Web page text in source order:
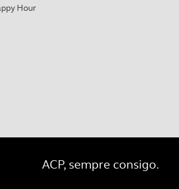
Hour
ACP, sempre consigo.